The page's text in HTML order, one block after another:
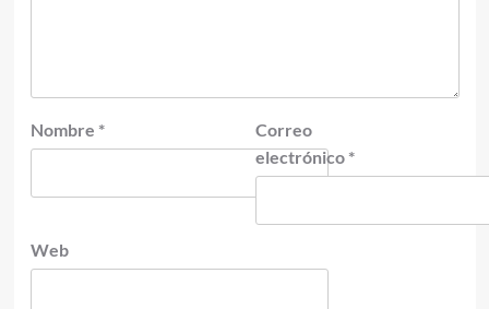
Nombre *
Correo
electrónico *
Web